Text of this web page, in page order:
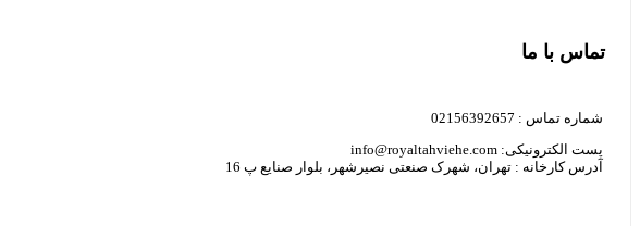
تماس با ما
شماره تماس : 02156392657
پست الکترونیکی: info@royaltahviehe.com
آدرس کارخانه : تهران، شهرک صنعتی نصیرشهر، بلوار صنایع پ 16